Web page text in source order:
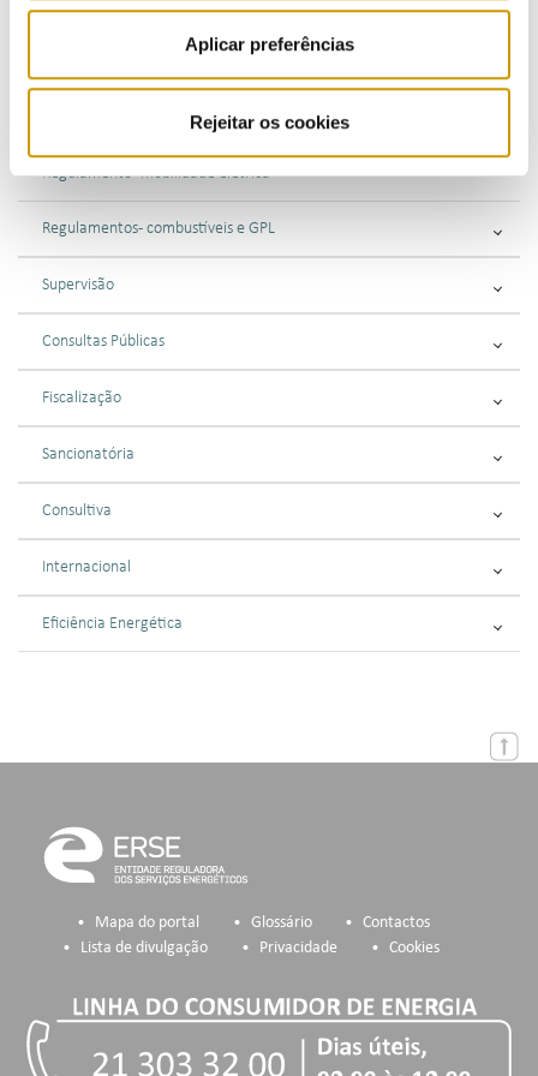
Aplicar preferências
Rejeitar os cookies
Regulamentação
Regulamentos - eletricidade
Regulamento - mobilidade elétrica
Regulamentos - combustíveis e GPL
Supervisão
Consultas Públicas
Fiscalização
Sancionatória
Consultiva
Internacional
Eficiência Energética
Mapa do portal Glossário
Contactos
Lista de divulgação
Privacidade Cookies